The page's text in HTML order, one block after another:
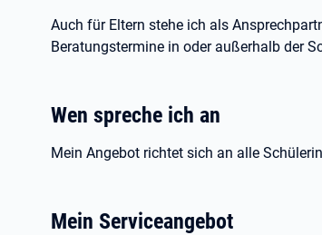
Auch für Eltern stehe ich als
Beratungstermine in oder außerhalb der
Wen spreche ich an
Mein Angebot richtet sich an alle
Mein Serviceangebot